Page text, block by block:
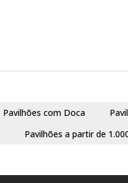
Pavilhões com Doca
Pavilhões a partir de